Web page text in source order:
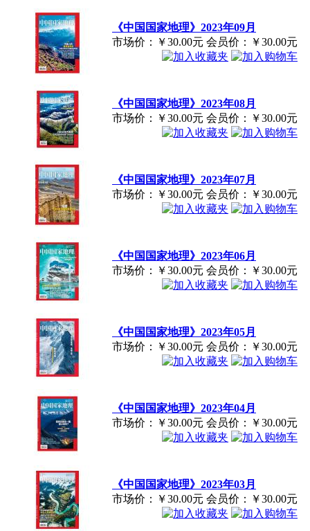
《中国国家地理》2023年09月
市场价：
￥30.00元 会员价： ￥30.00元
《中国国家地理》2023年08月
市场价：
￥30.00元 会员价： ￥30.00元
《中国国家地理》2023年07月
市场价：
￥30.00元 会员价： ￥30.00元
《中国国家地理》2023年06月
市场价：
￥30.00元 会员价： ￥30.00元
《中国国家地理》2023年05月
市场价：
￥30.00元 会员价： ￥30.00元
《中国国家地理》2023年04月
市场价：
￥30.00元 会员价： ￥30.00元
《中国国家地理》2023年03月
市场价：
￥30.00元 会员价： ￥30.00元